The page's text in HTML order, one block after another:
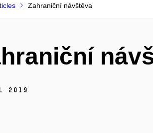
Zahraniční návštěva
2019